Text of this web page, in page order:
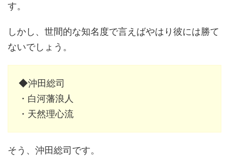
す。
しかし、世間的な知名度で言えばやはり彼には勝て
ないでしょう。
◆沖田総司
・白河藩浪人
・天然理心流
そう、沖田総司です。